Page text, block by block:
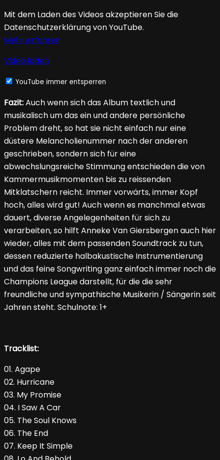
Mit dem Laden des Videos akzeptieren Sie die
Datenschutzerklärung von YouTube.
Mehr erfahren
Video laden
YouTube immer entsperren
Fazit:Auch wenn sich das Album textlich und
musikalisch um das ein und andere persönliche
Problem dreht, so hat sie nicht einfach nur eine
düstere Melancholienummer nach der anderen
geschrieben, sondern sich für eine
abwechslungsreiche Stimmung entschieden die von
Kammermusikmomenten bis zu reissenden
Mitklatschern reicht. Immer vorwärts, immer Kopf
hoch, alles wird gut! Auch wenn es manchmal etwas
dauert, diverse Angelegenheiten für sich zu
verarbeiten, so hilft Anneke Van Giersbergen auch hier
wieder, alles mit dem passenden Soundtrack zu tun,
dessen reduzierte halbakustische Instrumentierung
und das feine Songwriting ganz einfach immer noch die
Champions League darstellt, für die die sehr
freundliche und sympathische Musikerin / Sängerin seit
Jahren steht. Schulnote: 1+
Tracklist:
01. Agape
02. Hurricane
03. My Promise
04. I Saw A Car
05. The Soul Knows
06. The End
07. Keep It Simple